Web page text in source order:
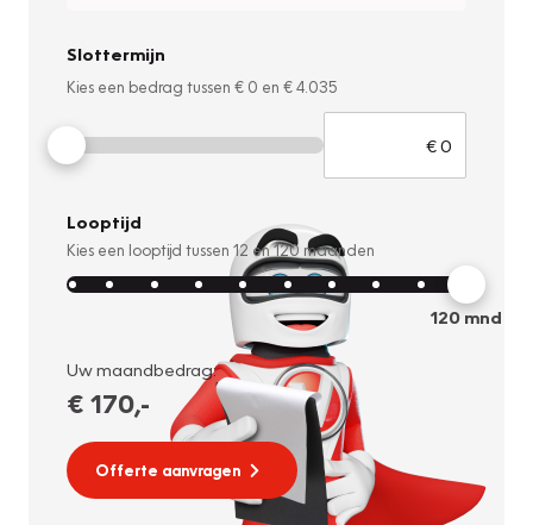
Slottermijn
Kies een bedrag tussen € 0 en € 4.035
Looptijd
Kies een looptijd tussen 12 en120 maanden
120mnd
Uw maandbedrag:
€ 170,-
Offerte aanvragen